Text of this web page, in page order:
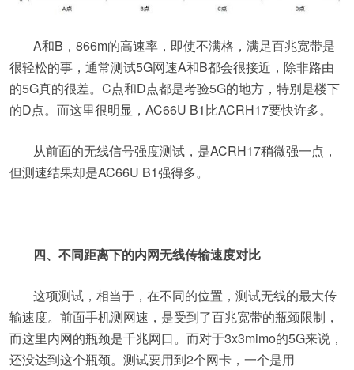
A和B，866m的高速率，即使不满格，满足百兆宽带是
很轻松的事，通常测试5G网速A和B都会很接近，除非路由
的5G真的很差。C点和D点都是考验5G的地方，特别是楼下
的D点。而这里很明显，AC66U B1比ACRH17要快许多。
从前面的无线信号强度测试，是ACRH17稍微强一点，
但测速结果却是AC66U B1强得多。
四、不同距离下的内网无线传输速度对比
这项测试，相当于，在不同的位置，测试无线的最大传
输速度。前面手机测网速，是受到了百兆宽带的瓶颈限制，
而这里内网的瓶颈是千兆网口。而对于3x3mimo的5G来说，
还没达到这个瓶颈。测试要用到2个网卡，一个是用